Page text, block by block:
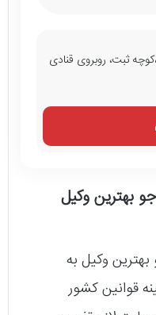
ثبت، روبروی قنادی
بهترین وکیل
وکیل به
قوانین کشور